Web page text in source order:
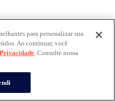
para personalizar sua
Ao continuar, você
. Consulte nossa